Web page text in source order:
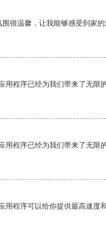
很温馨，让我能够感受到家的
用程序已经为我们带来了无限
用程序已经为我们带来了无限
用程序可以给你提供最高速度